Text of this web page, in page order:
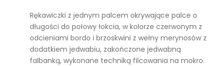
lub
oku
lary
kol
e
Rękawiczki z jednym palcem okrywające palce o
długości do połowy łokcia, w kolorze czerwonym z
odcieniami bordo i brzoskwini z wełny merynosów z
dodatkiem jedwabiu, zakończone jedwabną
falbanką, wykonane techniką filcowania na mokro.